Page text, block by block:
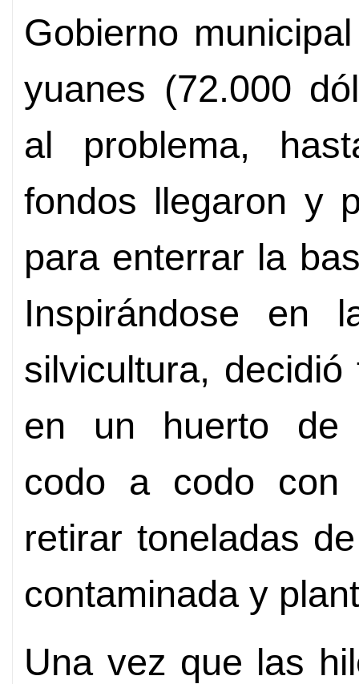
Gobierno
yuanes (72.000
al problema,
fondos llegaron y
para enterrar la
Inspirándose en
silvicultura,
en un huerto de
codo a codo con
retirar toneladas
contaminada y
Una vez que las